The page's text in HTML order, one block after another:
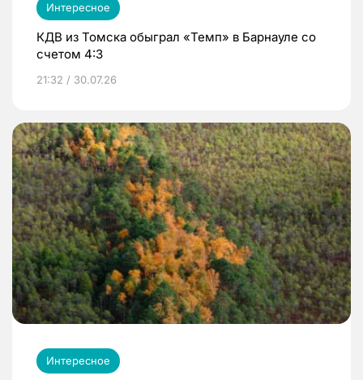
Интересное
КДВ из Томска обыграл «Темп» в Барнауле со
счетом 4:3
21:32 / 30.07.26
Интересное